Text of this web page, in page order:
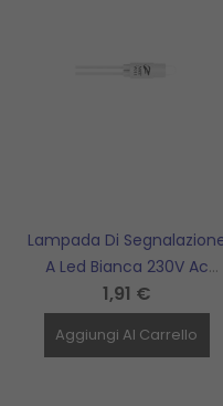
Lampada Di
A Led Bianca 230V Ac
ZIPPO - 4095
1,91 €
Aggiungi Al Carrello